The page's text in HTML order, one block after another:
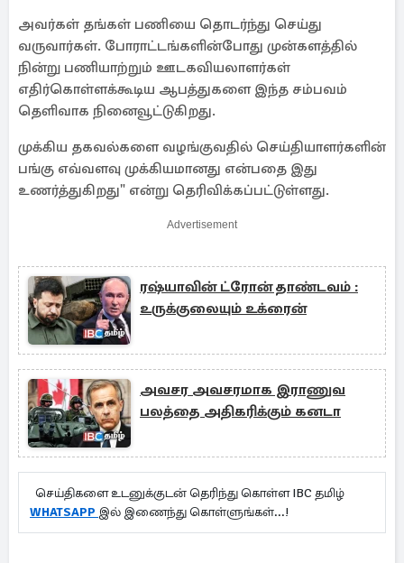
அவர்கள் தங்கள் பணியை தொடர்ந்து செய்து
வருவார்கள். போராட்டங்களின்போது முன்களத்தில்
நின்று பணியாற்றும் ஊடகவியலாளர்கள்
எதிர்கொள்ளக்கூடிய ஆபத்துகளை இந்த சம்பவம்
தெளிவாக நினைவூட்டுகிறது.
முக்கிய தகவல்களை வழங்குவதில் செய்தியாளர்களின்
பங்கு எவ்வளவு முக்கியமானது என்பதை இது
உணர்த்துகிறது" என்று தெரிவிக்கப்பட்டுள்ளது.
Advertisement
ரஷ்யாவின் ட்ரோன் தாண்டவம் :
உருக்குலையும் உக்ரைன்
அவசர அவசரமாக இராணுவ
பலத்தை அதிகரிக்கும் கனடா
செய்திகளை உடனுக்குடன் தெரிந்து கொள்ள IBC தமிழ்
WHATSAPP இல் இணைந்து கொள்ளுங்கள்...!